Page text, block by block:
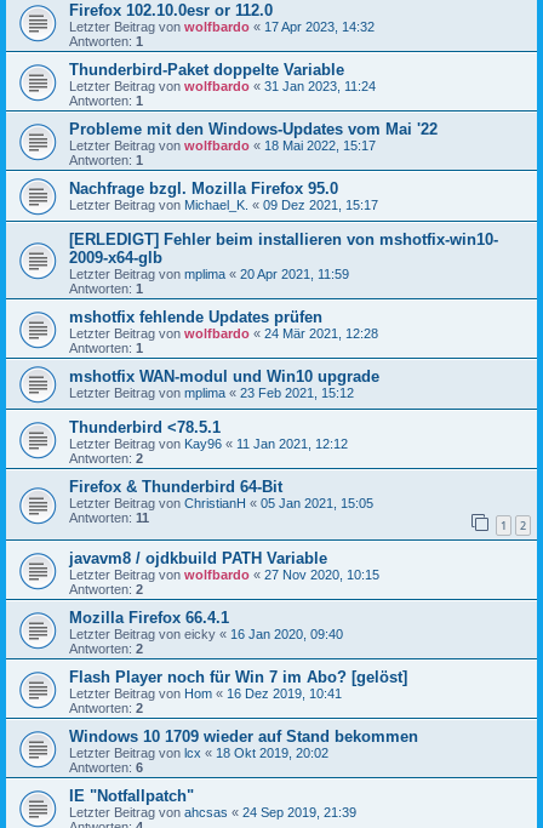
Firefox 102.10.0esr or 112.0
Letzter Beitrag von wolfbardo « 17 Apr 2023, 14:32
Antworten: 1
Thunderbird-Paket doppelte Variable
Letzter Beitrag von wolfbardo « 31 Jan 2023, 11:24
Antworten: 1
Probleme mit den Windows-Updates vom Mai '22
Letzter Beitrag von wolfbardo « 18 Mai 2022, 15:17
Antworten: 1
Nachfrage bzgl. Mozilla Firefox 95.0
Letzter Beitrag von Michael_K. « 09 Dez 2021, 15:17
[ERLEDIGT] Fehler beim installieren von mshotfix-win10-
2009-x64-glb
Letzter Beitrag von mplima « 20 Apr 2021, 11:59
Antworten: 1
mshotfix fehlende Updates prüfen
Letzter Beitrag von wolfbardo « 24 Mär 2021, 12:28
Antworten: 1
mshotfix WAN-modul und Win10 upgrade
Letzter Beitrag von mplima « 23 Feb 2021, 15:12
Thunderbird <78.5.1
Letzter Beitrag von Kay96 « 11 Jan 2021, 12:12
Antworten: 2
Firefox & Thunderbird 64-Bit
Letzter Beitrag von ChristianH « 05 Jan 2021, 15:05
Antworten: 11 1 2
javavm8 / ojdkbuild PATH Variable
Letzter Beitrag von wolfbardo « 27 Nov 2020, 10:15
Antworten: 2
Mozilla Firefox 66.4.1
Letzter Beitrag von eicky « 16 Jan 2020, 09:40
Antworten: 2
Flash Player noch für Win 7 im Abo? [gelöst]
Letzter Beitrag von Hom « 16 Dez 2019, 10:41
Antworten: 2
Windows 10 1709 wieder auf Stand bekommen
Letzter Beitrag von lcx « 18 Okt 2019, 20:02
Antworten: 6
IE "Notfallpatch"
Letzter Beitrag von ahcsas « 24 Sep 2019, 21:39